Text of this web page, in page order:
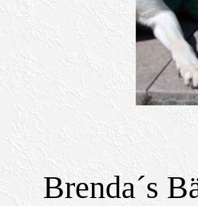
Brenda´s